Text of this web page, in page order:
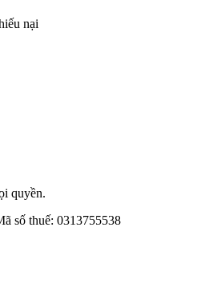
nại
quyền.
số thuế: 0313755538